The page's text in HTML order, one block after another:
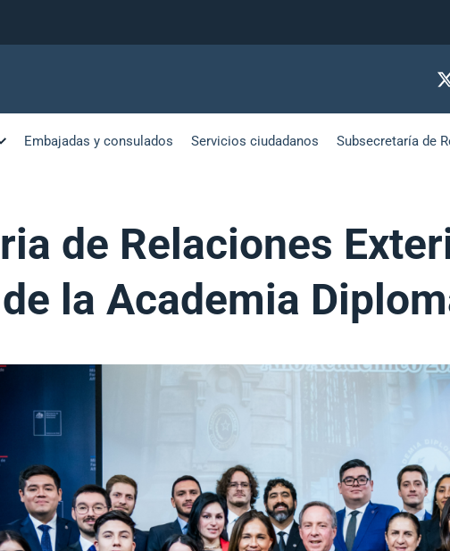
Embajadas y consulados Servicios ciudadanos Subsecretaría de
de Relaciones
la Academia